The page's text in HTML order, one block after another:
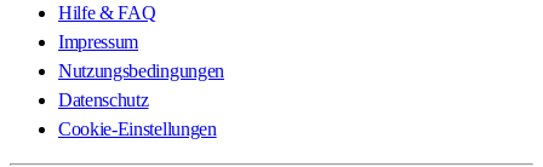
Hilfe & FAQ
Impressum
Nutzungsbedingungen
Datenschutz
Cookie-Einstellungen